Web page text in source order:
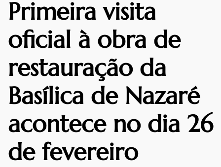
Primeira visita
oficial à obra de
restauração da
Basílica de Nazaré
acontece no dia 26
de fevereiro